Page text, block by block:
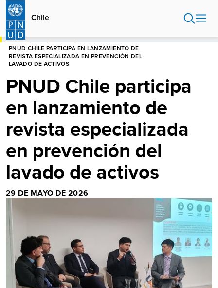
Pasar
contenido
principal
Chile
HOME
PNUD CHILE PARTICIPA EN LANZAMIENTO DE
REVISTA ESPECIALIZADA EN PREVENCIÓN DEL
LAVADO DE ACTIVOS
PNUD Chile participa
en lanzamiento de
revista especializada
en prevención del
lavado de activos
29 DE MAYO DE 2026